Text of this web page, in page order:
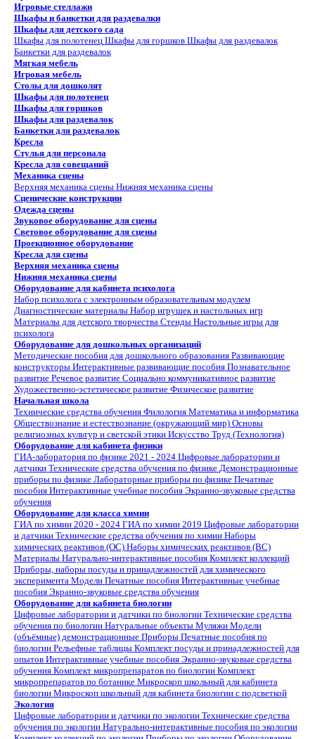
Игровые стеллажи
Шкафы и банкетки для раздевалки
Шкафы для детского сада
Шкафы для полотенец Шкафы для горшков Шкафы для раздевалок
Банкетки для раздевалок
Мягкая мебель
Игровая мебель
Столы для дошколят
Шкафы для полотенец
Шкафы для горшков
Шкафы для раздевалок
Банкетки для раздевалок
Кресла
Стулья для персонала
Кресла для совещаний
Механика сцены
Верхняя механика сцены Нижняя механика сцены
Сценические конструкции
Одежда сцены
Звуковое оборудование для сцены
Световое оборудование для сцены
Проекционное оборудование
Кресла для сцены
Верхняя механика сцены
Нижняя механика сцены
Оборудование для кабинета психолога
Набор психолога с электронным образовательным модулем
Диагностические материалы Набор игрушек и настольных игр
Материалы для детского творчества Стенды Настольные игры для
психолога
Оборудование для дошкольных организаций
Методические пособия для дошкольного образования Развивающие
конструкторы Интерактивные развивающие пособия Познавательное
развитие Речевое развитие Социально коммуникативное развитие
Художественно-эстетическое развитие Физическое развитие
Начальная школа
Технические средства обучения Филология Математика и информатика
Обществознание и естествознание (окружающий мир) Основы
религиозных культур и светской этики Искусство Труд (Технология)
Оборудование для кабинета физики
ГИА-лаборатория по физике 2021 - 2024 Цифровые лаборатории и
датчики Технические средства обучения по физике Демонстрационные
приборы по физике Лабораторные приборы по физике Печатные
пособия Интерактивные учебные пособия Экранно-звуковые средства
обучения
Оборудование для класса химии
ГИА по химии 2020 - 2024 ГИА по химии 2019 Цифровые лаборатории
и датчики Технические средства обучения по химии Наборы
химических реактивов (ОС) Наборы химических реактивов (ВС)
Материалы Натурально-интерактивные пособия Комплект коллекций
Приборы, наборы посуды и принадлежностей для химического
эксперимента Модели Печатные пособия Интерактивные учебные
пособия Экранно-звуковые средства обучения
Оборудование для кабинета биологии
Цифровые лаборатории и датчики по биологии Технические средства
обучения по биологии Натуральные объекты Муляжи Модели
(объёмные) демонстрационные Приборы Печатные пособия по
биологии Рельефные таблицы Комплект посуды и принадлежностей для
опытов Интерактивные учебные пособия Экранно-звуковые средства
обучения Комплект микропрепаратов по биологии Комплект
микропрепаратов по ботанике Микроскоп школьный для кабинета
биологии Микроскоп школьный для кабинета биологии с подсветкой
Экология
Цифровые лаборатории и датчики по экологии Технические средства
обучения по экологии Натурально-интерактивные пособия по экологии